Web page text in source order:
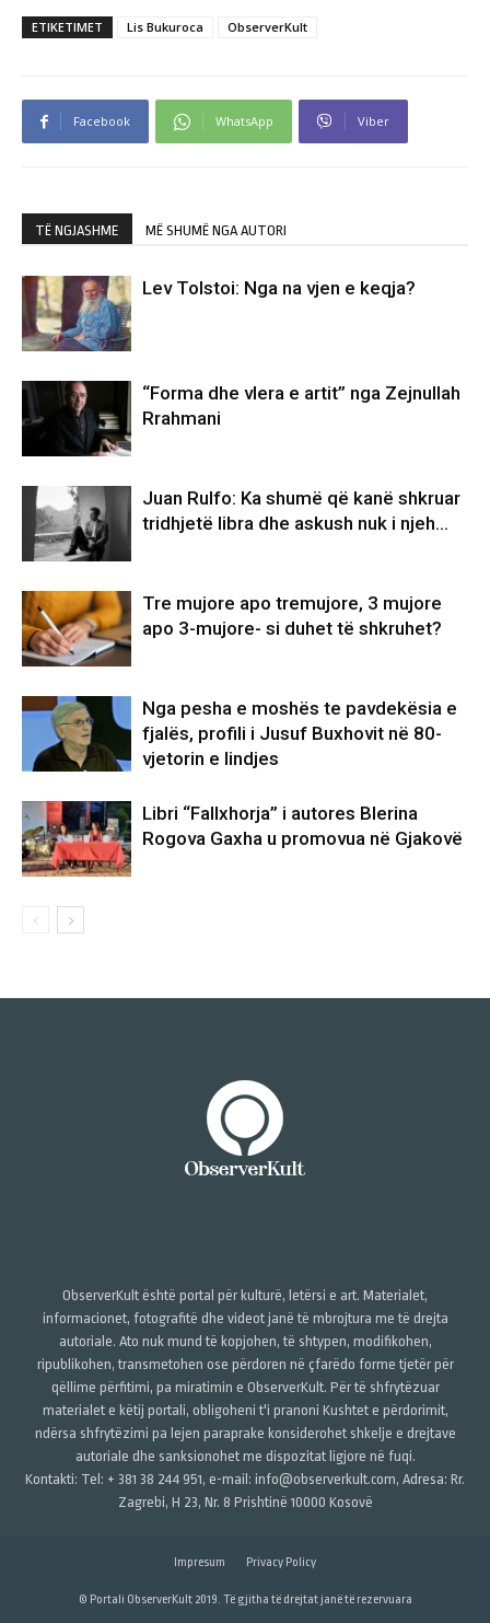
ETIKETIMET Lis Bukuroca ObserverKult
Facebook WhatsApp Viber
TË NGJASHME MË SHUMË NGA AUTORI
Lev Tolstoi: Nga na vjen e keqja?
“Forma dhe vlera e artit” nga Zejnullah
Rrahmani
Juan Rulfo: Ka shumë që kanë shkruar
tridhjetë libra dhe askush nuk i njeh…
Tre mujore apo tremujore, 3 mujore
apo 3-mujore- si duhet të shkruhet?
Nga pesha e moshës te pavdekësia e
fjalës, profili i Jusuf Buxhovit në 80-
vjetorin e lindjes
Libri “Fallxhorja” i autores Blerina
Rogova Gaxha u promovua në Gjakovë
ObserverKult është portal për kulturë, letërsi e art. Materialet,
informacionet, fotografitë dhe videot janë të mbrojtura me të drejta
autoriale. Ato nuk mund të kopjohen, të shtypen, modifikohen,
ripublikohen, transmetohen ose përdoren në çfarëdo forme tjetër për
qëllime përfitimi, pa miratimin e ObserverKult. Për të shfrytëzuar
materialet e këtij portali, obligoheni t'i pranoni Kushtet e përdorimit,
ndërsa shfrytëzimi pa lejen paraprake konsiderohet shkelje e drejtave
autoriale dhe sanksionohet me dispozitat ligjore në fuqi.
Kontakti: Tel: + 381 38 244 951, e-mail: info@observerkult.com, Adresa: Rr.
Zagrebi, H 23, Nr. 8 Prishtinë 10000 Kosovë
Impresum Privacy Policy
© Portali ObserverKult 2019. Të gjitha të drejtat janë të rezervuara